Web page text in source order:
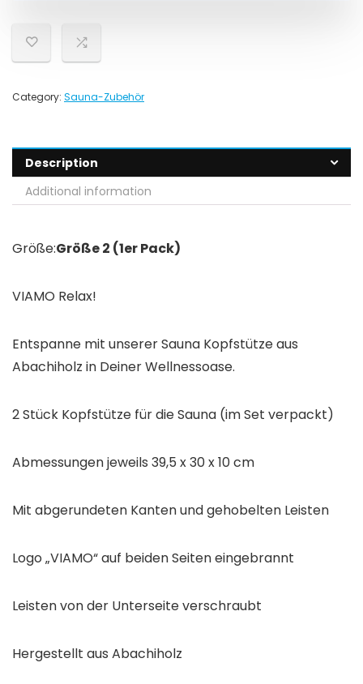
Category: Sauna-Zubehör
Description
Additional information
Größe:Größe 2 (1er Pack)
VIAMO Relax!
Entspanne mit unserer Sauna Kopfstütze aus
Abachiholz in Deiner Wellnessoase.
2 Stück Kopfstütze für die Sauna (im Set verpackt)
Abmessungen jeweils 39,5 x 30 x 10 cm
Mit abgerundeten Kanten und gehobelten Leisten
Logo „VIAMO“ auf beiden Seiten eingebrannt
Leisten von der Unterseite verschraubt
Hergestellt aus Abachiholz